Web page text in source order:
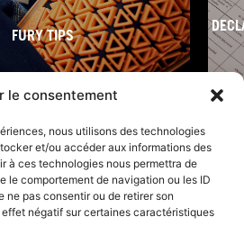
le consentement
nous utilisons des technologies
et/ou accéder aux informations des
à ces technologies nous permettra de
le comportement de navigation ou les ID
ne pas consentir ou de retirer son
négatif sur certaines caractéristiques
FURY TIPS